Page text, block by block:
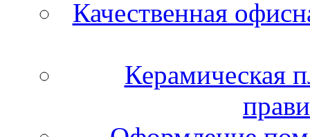
Качественная
Керамическая